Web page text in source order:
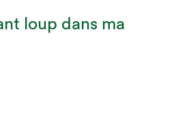
loup dans ma